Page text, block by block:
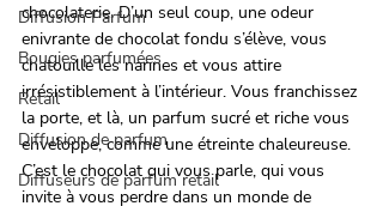
Diffusion Parfum
Bougies parfumées
Retail
Diffusion de parfum
Diffuseurs de parfum retail
chocolaterie. D’un seul coup, une odeur
enivrante de chocolat fondu s’élève, vous
chatouille les narines et vous attire
irrésistiblement à l’intérieur. Vous franchissez
la porte, et là, un parfum sucré et riche vous
enveloppe, comme une étreinte chaleureuse.
C’est le chocolat qui vous parle, qui vous
invite à vous perdre dans un monde de